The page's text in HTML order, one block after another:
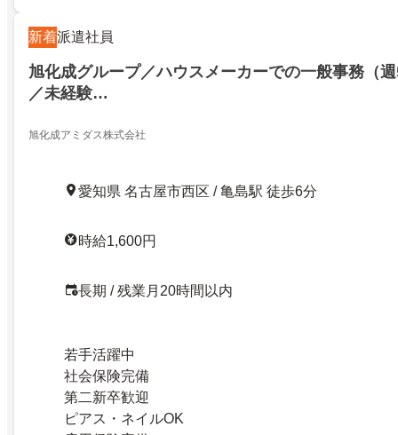
新着派遣社員
旭化成グループ／ハウスメーカーでの一般事務（
／未経験…
旭化成アミダス株式会社
愛知県 名古屋市西区 / 亀島駅 徒歩6分
時給1,600円
長期 / 残業月20時間以内
若手活躍中
社会保険完備
第二新卒歓迎
ピアス・ネイルOK